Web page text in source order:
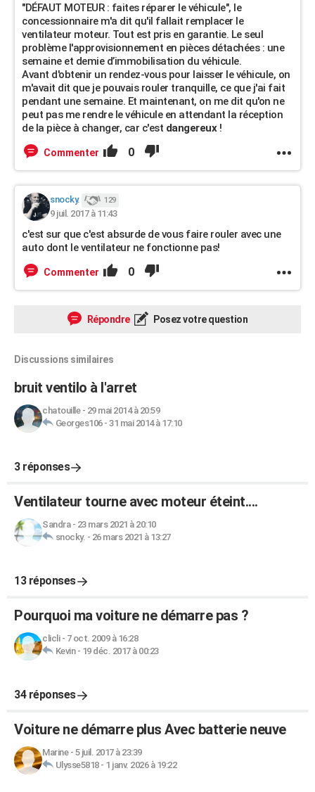
"DÉFAUT MOTEUR : faites réparer le véhicule", le
concessionnaire m'a dit qu'il fallait remplacer le
ventilateur moteur. Tout est pris en garantie. Le seul
problème l'approvisionnement en pièces détachées : une
semaine et demie d’immobilisation du véhicule.
Avant d'obtenir un rendez-vous pour laisser le véhicule, on
m'avait dit que je pouvais rouler tranquille, ce que j'ai fait
pendant une semaine. Et maintenant, on me dit qu'on ne
peut pas me rendre le véhicule en attendant la réception
de la pièce à changer, car c'est dangereux !
Commenter 0
snocky. 129
9 juil. 2017 à 11:43
c'est sur que c'est absurde de vous faire rouler avec une
auto dont le ventilateur ne fonctionne pas!
Commenter 0
Répondre Posez votre question
Discussions similaires
bruit ventilo à l'arret
chatouille- 29 mai 2014 à 20:59
Georges106- 31 mai 2014 à 17:10
3 réponses
Ventilateur tourne avec moteur éteint....
Sandra- 23 mars 2021 à 20:10
snocky. - 26 mars 2021 à 13:27
13 réponses
Pourquoi ma voiture ne démarre pas ?
clicli- 7 oct. 2009 à 16:28
Kevin- 19 déc. 2017 à 00:23
34 réponses
Voiture ne démarre plus Avec batterie neuve
Marine- 5 juil. 2017 à 23:39
Ulysse5818- 1 janv. 2026 à 19:22